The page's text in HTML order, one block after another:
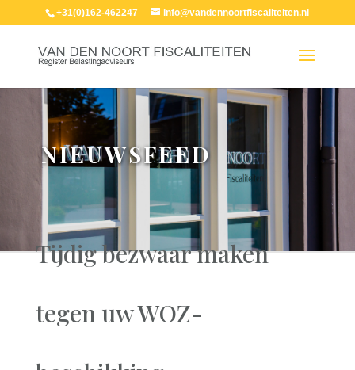
+31(0)162-462247 info@vandennoortfiscaliteiten.nl
NIEUWSFEED
Tijdig bezwaar maken
tegen uw WOZ-